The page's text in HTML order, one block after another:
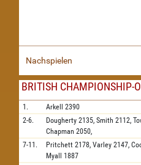
Nachspielen
BRITISH CHAMPIONSHIP-
1. Arkell 2390
2-6.
Dougherty 2135, Smith 2112,
Chapman 2050,
7-11. Pritchett 2178, Varley 2147,
Myall
1887